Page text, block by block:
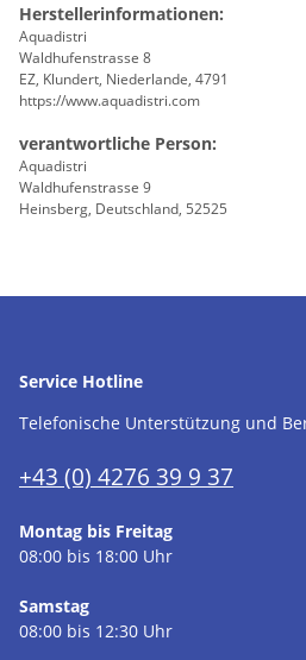
Herstellerinformationen:
Aquadistri
Waldhufenstrasse 8
EZ, Klundert, Niederlande, 4791
https://www.aquadistri.com
verantwortliche Person:
Aquadistri
Waldhufenstrasse 9
Heinsberg, Deutschland, 52525
Service Hotline
Telefonische Unterstützung und
+43 (0) 4276 39 9 37
Montag bis Freitag
08:00 bis 18:00 Uhr
Samstag
08:00 bis 12:30 Uhr